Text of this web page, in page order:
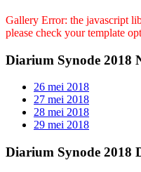
Gallery Error: the javascript
please check your template
Diarium Synode 2018
26 mei 2018
27 mei 2018
28 mei 2018
29 mei 2018
Diarium Synode 2018